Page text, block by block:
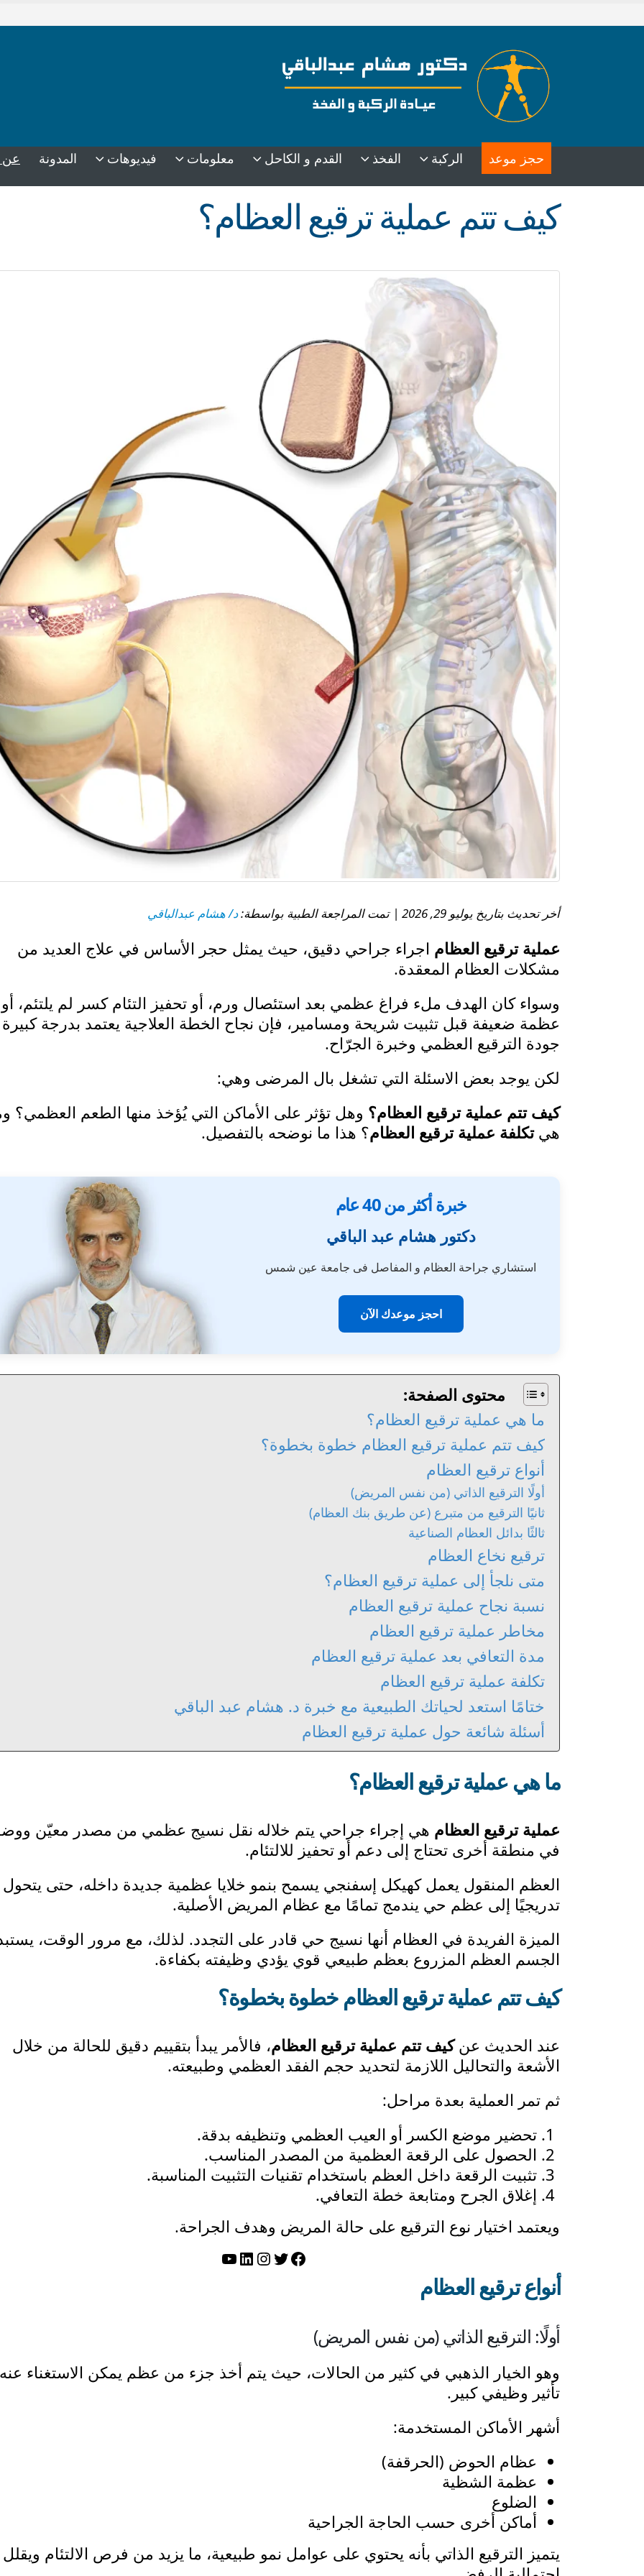
حجز موعد الركبة الفخذ القدم و الكاحل معلومات فيديوهات المدونة عن
كيف تتم عملية ترقيع العظام؟
أخر تحديث بتاريخ يوليو 29, 2026 | تمت المراجعة الطبية بواسطة: د/ هشام عبدالباقي
عملية ترقيع العظام اجراء جراحي دقيق، حيث يمثل حجر الأساس في علاج العديد من
مشكلات العظام المعقدة.
وسواء كان الهدف ملء فراغ عظمي بعد استئصال ورم، أو تحفيز التئام كسر لم يلتئم،
عظمة ضعيفة قبل تثبيت شريحة ومسامير، فإن نجاح الخطة العلاجية يعتمد بدرجة
جودة الترقيع العظمي وخبرة الجرّاح.
لكن يوجد بعض الاسئلة التي تشغل بال المرضى وهي:
كيف تتم عملية ترقيع العظام؟ وهل تؤثر على الأماكن التي يُؤخذ منها الطعم العظمي؟
هيتكلفة عملية ترقيع العظام؟ هذا ما نوضحه بالتفصيل.
خبرة أكثر من 40 عام
دكتور هشام عبد الباقي
استشاري جراحة العظام و المفاصل فى جامعة عين شمس
احجز موعدك الآن
محتوى الصفحة:
ما هي عملية ترقيع العظام؟
كيف تتم عملية ترقيع العظام خطوة بخطوة؟
أنواع ترقيع العظام
أولًا الترقيع الذاتي (من نفس المريض)
ثانيًا الترقيع من متبرع (عن طريق بنك العظام)
ثالثًا بدائل العظام الصناعية
ترقيع نخاع العظام
متى نلجأ إلى عملية ترقيع العظام؟
نسبة نجاح عملية ترقيع العظام
مخاطر عملية ترقيع العظام
مدة التعافي بعد عملية ترقيع العظام
تكلفة عملية ترقيع العظام
ختامًا استعد لحياتك الطبيعية مع خبرة د. هشام عبد الباقي
أسئلة شائعة حول عملية ترقيع العظام
ما هي عملية ترقيع العظام؟
عملية ترقيع العظام هي إجراء جراحي يتم خلاله نقل نسيج عظمي من مصدر معيّن
في منطقة أخرى تحتاج إلى دعم أو تحفيز للالتئام.
العظم المنقول يعمل كهيكل إسفنجي يسمح بنمو خلايا عظمية جديدة داخله، حتى يتحول
تدريجيًا إلى عظم حي يندمج تمامًا مع عظام المريض الأصلية.
الميزة الفريدة في العظام أنها نسيج حي قادر على التجدد. لذلك، مع مرور الوقت،
الجسم العظم المزروع بعظم طبيعي قوي يؤدي وظيفته بكفاءة.
كيف تتم عملية ترقيع العظام خطوة بخطوة؟
عند الحديث عنكيف تتم عملية ترقيع العظام، فالأمر يبدأ بتقييم دقيق للحالة من خلال
الأشعة والتحاليل اللازمة لتحديد حجم الفقد العظمي وطبيعته.
ثم تمر العملية بعدة مراحل:
تحضير موضع الكسر أو العيب العظمي وتنظيفه بدقة.
الحصول على الرقعة العظمية من المصدر المناسب.
تثبيت الرقعة داخل العظم باستخدام تقنيات التثبيت المناسبة.
إغلاق الجرح ومتابعة خطة التعافي.
ويعتمد اختيار نوع الترقيع على حالة المريض وهدف الجراحة.
فيسبوك
تويترإنستجرام
لينكد إنيوتيوب
أنواع ترقيع العظام
أولًا: الترقيع الذاتي (من نفس المريض)
وهو الخيار الذهبي في كثير من الحالات، حيث يتم أخذ جزء من عظم يمكن الاستغناء
تأثير وظيفي كبير.
أشهر الأماكن المستخدمة:
عظام الحوض (الحرقفة)
عظمة الشظية
الضلوع
أماكن أخرى حسب الحاجة الجراحية
يتميز الترقيع الذاتي بأنه يحتوي على عوامل نمو طبيعية، ما يزيد من فرص الالتئام ويقلل